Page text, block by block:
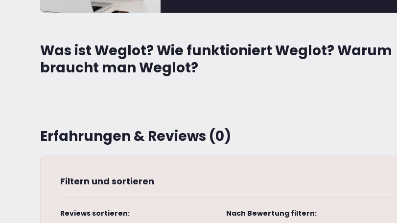
Was ist Weglot? Wie funktioniert Weglot? Warum
braucht man Weglot?
Erfahrungen & Reviews (0)
Filtern und sortieren
Reviews sortieren:
Nach Bewertung filtern: